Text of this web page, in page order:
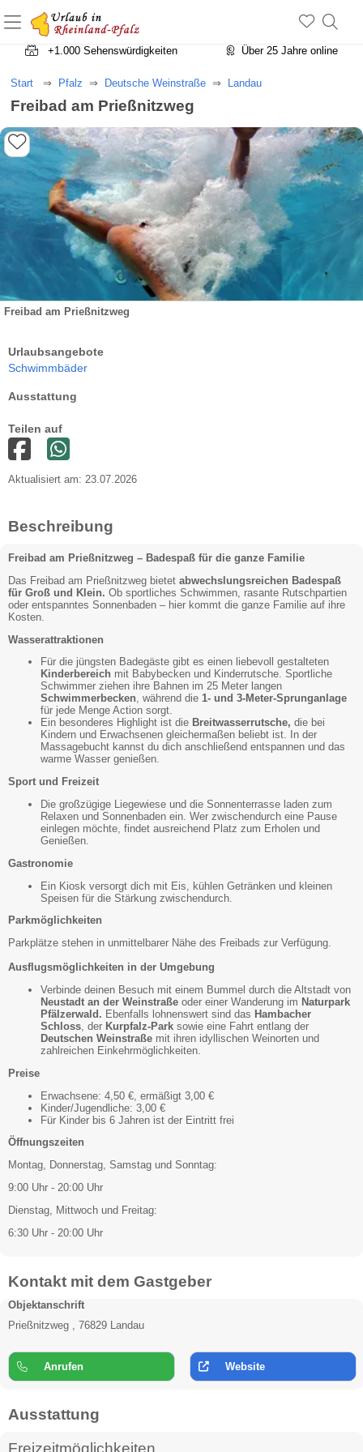
+1.500 Unterkünfte in Rheinland-Pfalz
+1.000 Sehenswürdigkeiten
Über 25 Jahre online
Start Pfalz Deutsche Weinstraße Landau
Freibad am Prießnitzweg
Freibad am Prießnitzweg
Urlaubsangebote
Schwimmbäder
Ausstattung
Teilen auf
Aktualisiert am: 23.07.2026
Beschreibung
Freibad am Prießnitzweg – Badespaß für die ganze Familie
Das Freibad am Prießnitzweg bietet abwechslungsreichen Badespaß
für Groß und Klein. Ob sportliches Schwimmen, rasante Rutschpartien
oder entspanntes Sonnenbaden – hier kommt die ganze Familie auf ihre
Kosten.
Wasserattraktionen
Für die jüngsten Badegäste gibt es einen liebevoll gestalteten
Kinderbereich mit Babybecken und Kinderrutsche. Sportliche
Schwimmer ziehen ihre Bahnen im 25 Meter langen
Schwimmerbecken, während die 1- und 3-Meter-Sprunganlage
für jede Menge Action sorgt.
Ein besonderes Highlight ist die Breitwasserrutsche, die bei
Kindern und Erwachsenen gleichermaßen beliebt ist. In der
Massagebucht kannst du dich anschließend entspannen und das
warme Wasser genießen.
Sport und Freizeit
Die großzügige Liegewiese und die Sonnenterrasse laden zum
Relaxen und Sonnenbaden ein. Wer zwischendurch eine Pause
einlegen möchte, findet ausreichend Platz zum Erholen und
Genießen.
Gastronomie
Ein Kiosk versorgt dich mit Eis, kühlen Getränken und kleinen
Speisen für die Stärkung zwischendurch.
Parkmöglichkeiten
Parkplätze stehen in unmittelbarer Nähe des Freibads zur Verfügung.
Ausflugsmöglichkeiten in der Umgebung
Verbinde deinen Besuch mit einem Bummel durch die Altstadt von
Neustadt an der Weinstraße oder einer Wanderung im Naturpark
Pfälzerwald. Ebenfalls lohnenswert sind das Hambacher
Schloss , der Kurpfalz-Park sowie eine Fahrt entlang der
Deutschen Weinstraße mit ihren idyllischen Weinorten und
zahlreichen Einkehrmöglichkeiten.
Preise
Erwachsene: 4,50 €, ermäßigt 3,00 €
Kinder/Jugendliche: 3,00 €
Für Kinder bis 6 Jahren ist der Eintritt frei
Öffnungszeiten
Montag, Donnerstag, Samstag und Sonntag:
9:00 Uhr - 20:00 Uhr
Dienstag, Mittwoch und Freitag:
6:30 Uhr - 20:00 Uhr
Kontakt mit dem Gastgeber
Objektanschrift
Prießnitzweg , 76829 Landau
Anrufen Website
Ausstattung